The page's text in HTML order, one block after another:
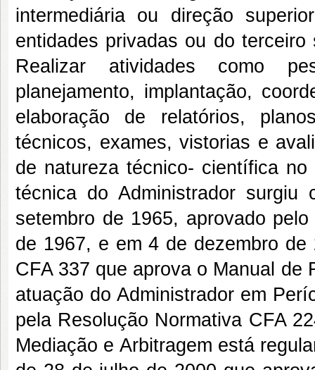
intermediária ou direção
entidades privadas ou do
Realizar atividades como
planejamento, implantação,
elaboração de relatórios,
técnicos, exames, vistorias e
de natureza técnico- científica no
técnica do Administrador
setembro de 1965, aprovado
de 1967, e em 4 de dezembro
CFA 337 que aprova o Manual de
atuação do Administrador em
pela Resolução Normativa CFA
Mediação e Arbitragem está